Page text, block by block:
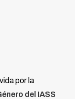
por la
del IASS